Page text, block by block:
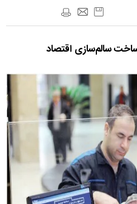
سالم‌سازی اقتصاد